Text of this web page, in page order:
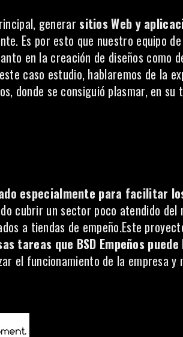
generar sitios Web y
Es por esto que nuestro equipo
en la creación de diseños como
caso estudio, hablaremos de la
donde se consiguió plasmar, en su
especialmente para facilitar
cubrir un sector poco atendido del
a tiendas de empeño.Este
tareas que BSD Empeños
el funcionamiento de la empresa y